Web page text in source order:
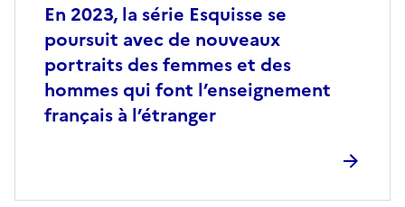
En 2023, la série Esquisse se
poursuit avec de nouveaux
portraits des femmes et des
hommes qui font l’enseignement
français à l’étranger